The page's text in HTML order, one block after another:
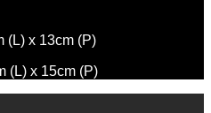
(L) x 13cm (P)
(L) x 15cm (P)